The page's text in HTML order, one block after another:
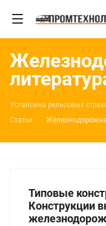
Установка рельсовых
Статьи
Типовые
Конструкции